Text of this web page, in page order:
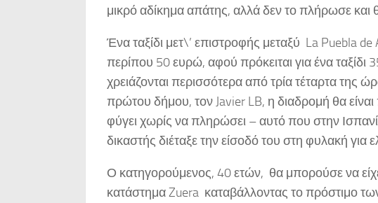
μικρό αδίκημα απάτης, αλλά δεν το πλήρωσε και
Ένα ταξίδι μετ\’ επιστροφής μεταξύ La Puebla
περίπου 50 ευρώ, αφού πρόκειται για ένα ταξίδι
χρειάζονται περισσότερα από τρία τέταρτα της
πρώτου δήμου, τον Javier LB, η διαδρομή θα
φύγει χωρίς να πληρώσει – αυτό που στην
δικαστής διέταξε την είσοδό του στη φυλακή
Ο κατηγορούμενος, 40 ετών, θα μπορούσε να
κατάστημα Zuera καταβάλλοντας το πρόστιμο